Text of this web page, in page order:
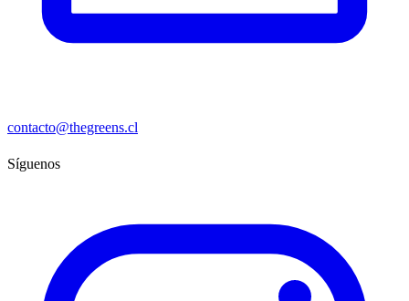
contacto@thegreens.cl
Síguenos